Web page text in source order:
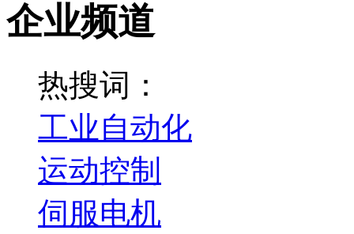
企业频道
热搜词：
工业自动化
运动控制
伺服电机